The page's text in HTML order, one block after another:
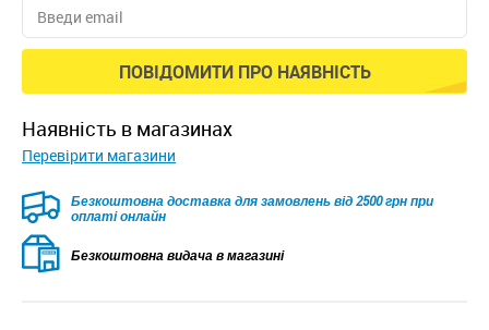
ПОВІДОМИТИ ПРО НАЯВНІСТЬ
наявність в магазинах
Перевірити магазини
Безкоштовна доставка для замовлень від 2500 грн при
оплаті онлайн
Безкоштовна видача в магазині